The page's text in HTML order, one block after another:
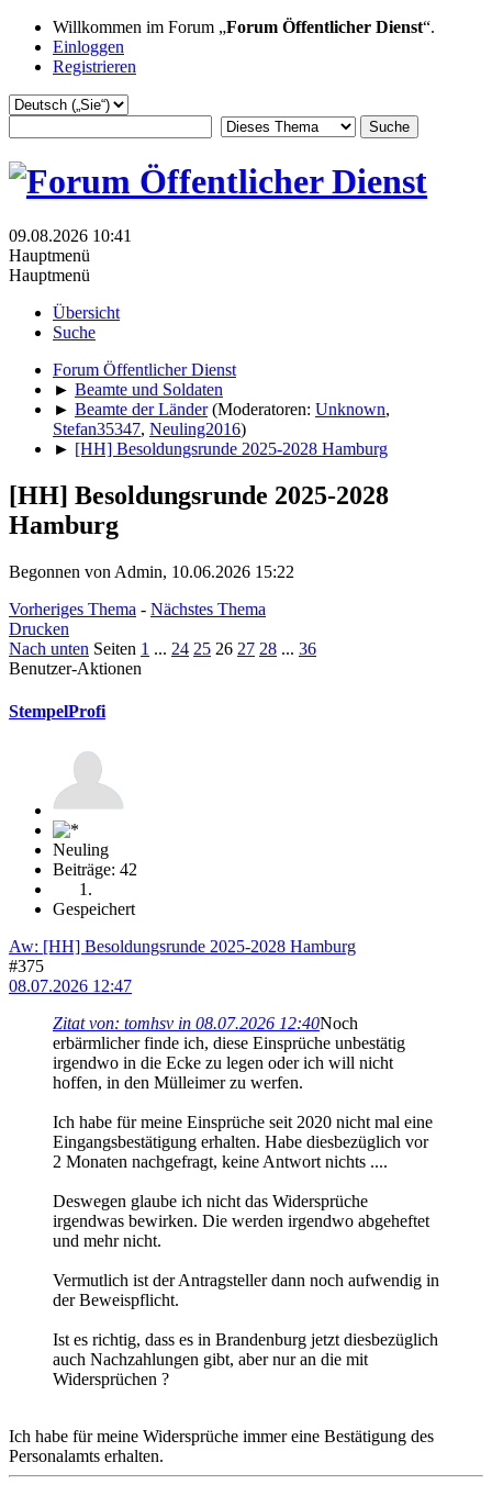
Willkommen im Forum „Forum Öffentlicher Dienst“.
Einloggen
Registrieren
09.08.2026 10:41
Hauptmenü
Hauptmenü
Übersicht
Suche
Forum Öffentlicher Dienst
► Beamte und Soldaten
► Beamte der Länder (Moderatoren: Unknown,
Stefan35347, Neuling2016)
► [HH] Besoldungsrunde 2025-2028 Hamburg
[HH] Besoldungsrunde 2025-2028
Hamburg
Begonnen von Admin, 10.06.2026 15:22
Vorheriges Thema - Nächstes Thema
Drucken
Nach unten Seiten 1 ... 24 25 26 27 28 ... 36
Benutzer-Aktionen
StempelProfi
Neuling
Beiträge: 42
Gespeichert
Aw: [HH] Besoldungsrunde 2025-2028 Hamburg
#375
08.07.2026 12:47
Zitat von: tomhsv in 08.07.2026 12:40Noch
erbärmlicher finde ich, diese Einsprüche unbestätig
irgendwo in die Ecke zu legen oder ich will nicht
hoffen, in den Mülleimer zu werfen.
Ich habe für meine Einsprüche seit 2020 nicht mal eine
Eingangsbestätigung erhalten. Habe diesbezüglich vor
2 Monaten nachgefragt, keine Antwort nichts ....
Deswegen glaube ich nicht das Widersprüche
irgendwas bewirken. Die werden irgendwo abgeheftet
und mehr nicht.
Vermutlich ist der Antragsteller dann noch aufwendig in
der Beweispflicht.
Ist es richtig, dass es in Brandenburg jetzt diesbezüglich
auch Nachzahlungen gibt, aber nur an die mit
Widersprüchen ?
Ich habe für meine Widersprüche immer eine Bestätigung des
Personalamts erhalten.